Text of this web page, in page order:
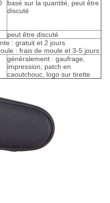
basé sur la quantité, peut être
discuté
peut être discuté
: gratuit et 2 jours
: frais de moule et 3-5 jours
généralement : gaufrage,
impression, patch en
caoutchouc, logo sur tirette